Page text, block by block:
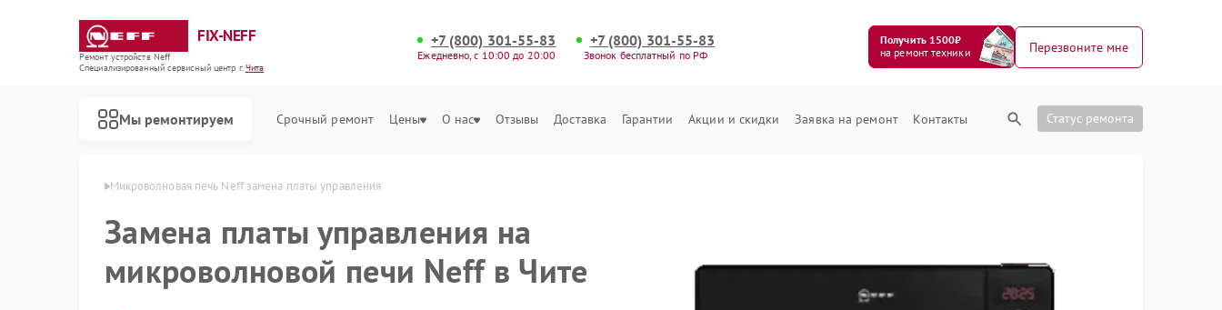
FIX-NEFF
Ремонт устройств Neff
Специализированный cервисный центр г.Чита
+7 (800) 301-55-83
Ежедневно, с 10:00 до 20:00
+7 (800) 301-55-83
Звонок бесплатный по РФ
Получить 1500₽
на ремонт техники
Перезвоните мне
Мы ремонтируем Срочный ремонт Цены О нас Отзывы Доставка Гарантии Акции и скидки Заявка на ремонт Контакты Статус ремонта
Микроволновая печь Neff замена платы управления
Замена платы управления на
микроволновой печи Neff в Чите